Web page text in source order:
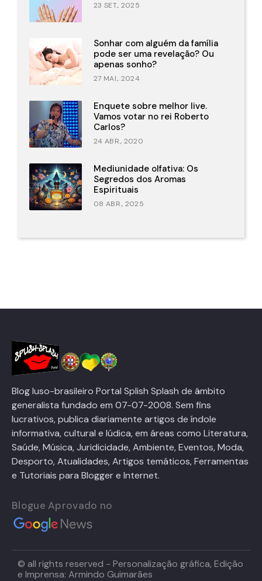
23 SET., 2025
Sonhar com alguém da família
pode ser uma revelação? Ou
apenas sonho?
27 MAI., 2024
Enquete sobre melhor live.
Vamos votar no rei Roberto
Carlos?
24 ABR., 2020
Mediunidade olfativa: Os
Segredos dos Aromas
Espirituais
08 ABR., 2025
Blog luso-brasileiro Portal Splish Splash de âmbito
generalista fundado em 07-07-2008. Sem fins
lucrativos, publica diariamente artigos de índole
informativa, cultural e lúdica, em áreas como Literatura,
Saúde, Música, Juridicidade, Ambiente, Eventos, Moda,
Desporto, Atualidades, Artigos temáticos, Ferramentas
e Tutoriais para Blogger e Internet.
Blogue Aprovado no
© all rights reserved - Personalização gráfica, Edição
e Imprensa: Armindo Guimarães